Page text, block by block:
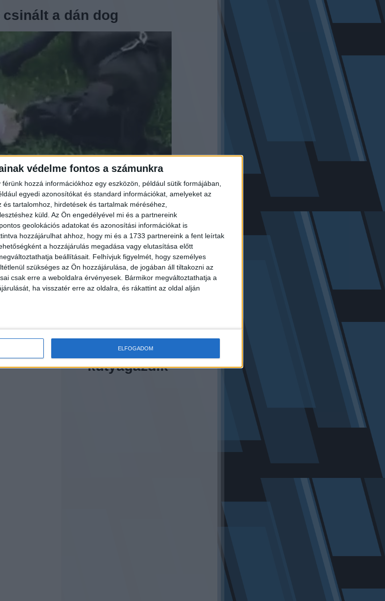
védelme fontos a számunkra
hozzá információkhoz egy eszközön, például sütik formájában,
egyedi azonosítókat és standard információkat, amelyeket az
tartalomhoz, hirdetések és tartalmak méréséhez,
küld. Az Ön engedélyével mi és a partnereink
geolokációs adatokat és azonosítási információkat is
hozzájárulhat ahhoz, hogy mi és a 1733 partnereink a fent leírtak
a hozzájárulás megadása vagy elutasítása előtt
beállításait. Felhívjuk figyelmét, hogy személyes
szükséges az Ön hozzájárulása, de jogában áll tiltakozni az
csak erre a weboldalra érvényesek. Bármikor megváltoztathatja a
ha visszatér erre az oldalra, és rákattint az oldal alján
ELFOGADOM
csinált a dán dog
Mancsát - amely akkora volt, mint Lilly feje -
a kiskutyát. Ám Lilly ezt úgy értelmezte, hogy a
dobott kesztyűt. Két lábra ágaskodott, de rögtön fel
nekirontott Vegának, aztán cigánykerekezett
Vega felállt, hogy megbizonyosodjon
róla, Lillynek nem esett baja. Ezt Lilly
Hogyan
reagáltak a
kutyagazdik